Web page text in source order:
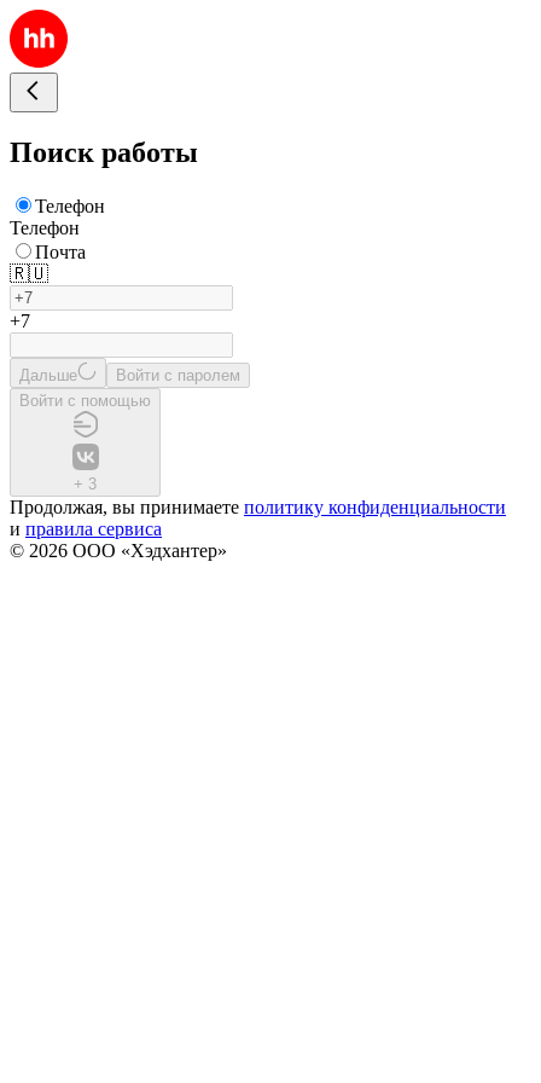
Поиск работы
Телефон
Телефон
Почта
🇷🇺
+7
Дальше
Войти с паролем
Войти с помощью
+ 3
Продолжая, вы принимаете политику конфиденциальности
и правила сервиса
© 2026 ООО «Хэдхантер»